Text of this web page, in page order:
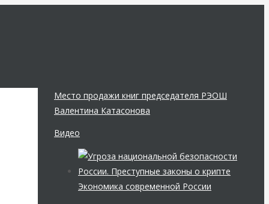
Место продажи книг председателя РЭОШ
Валентина Катасонова
Видео
Экономика современной России